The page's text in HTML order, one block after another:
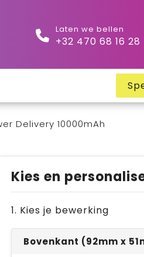
Laten we bellen
+32 470 68 16 28
Delivery 10000mAh
Kies en
1. Kies je bewerking
Bovenkant (92mm x